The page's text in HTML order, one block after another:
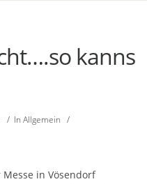
kanns
/ In Allgemein /
in Vösendorf